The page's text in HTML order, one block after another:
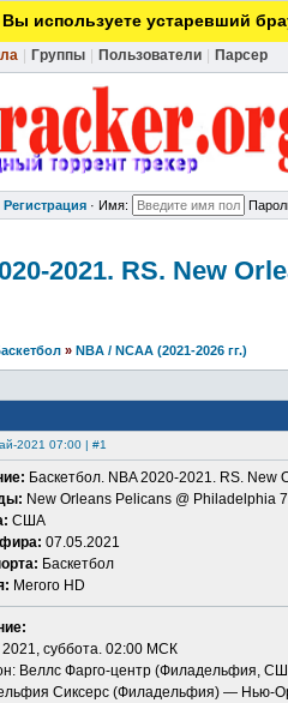
Вы используете устаревший
Группы Пользователи Парсер
Регистрация · Имя:
2021. RS. New
» NBA / NCAA (2021-2026 гг.)
2021 07:00 | #1
Баскетбол. NBA 2020-2021. RS.
New Orleans Pelicans @ Philadelphia
США
07.05.2021
Баскетбол
Мегого HD
суббота. 02:00 МСК
Веллс Фарго-центр (Филадельфия,
Сиксерс (Филадельфия) — Нью-